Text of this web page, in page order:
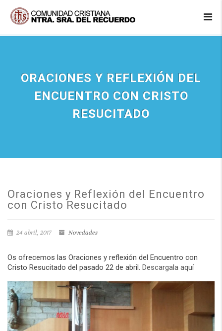
ORACIONES Y REFLEXIÓN DEL
ENCUENTRO CON CRISTO
RESUCITADO
Oraciones y Reflexión del Encuentro
con Cristo Resucitado
24 abril, 2017 Novedades
Os ofrecemos las Oraciones y reflexión del Encuentro con
Cristo Resucitado del pasado 22 de abril. Descargala aquí